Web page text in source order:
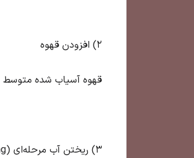
2) افزودن قهوه
قهوه آسیاب شده متوسط را داخل فیلتر بریزید. نسبت
3) ریختن آب مرحله‌ای (Blooming)